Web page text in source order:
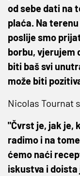
od sebe dati na
plaća. Na
poslije smo
borbu, vjerujem
biti baš svi
može biti
Nicolas Tournat
"Čvrst je, jak je,
radimo i na
ćemo naći
iskustva i doista